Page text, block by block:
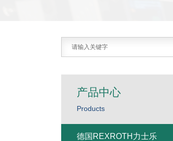
产品中心
Products
德国REXROTH力士乐